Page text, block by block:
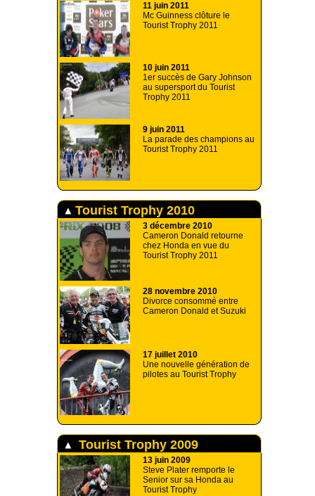
11 juin 2011
Mc Guinness clôture le
Tourist Trophy 2011
10 juin 2011
1er succès de Gary Johnson
au supersport du Tourist
Trophy 2011
9 juin 2011
La parade des champions au
Tourist Trophy 2011
Tourist Trophy 2010
3 décembre 2010
Cameron Donald retourne
chez Honda en vue du
Tourist Trophy 2011
28 novembre 2010
Divorce consommé entre
Cameron Donald et Suzuki
17 juillet 2010
Une nouvelle génération de
pilotes au Tourist Trophy
Tourist Trophy 2009
13 juin 2009
Steve Plater remporte le
Senior sur sa Honda au
Tourist Trophy